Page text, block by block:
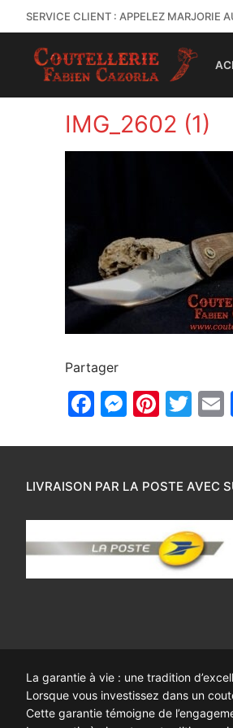
SERVICE CLIENT : APPELEZ MARJORIE
IMG_2602 (1)
Partager
Facebook
LIVRAISON PAR LA POSTE AVEC
La garantie à vie : une tradition
Lorsque vous investissez dans un
Cette garantie témoigne de